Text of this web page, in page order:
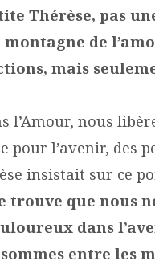
Thérèse, pas
de
mais
l’Amour, nous
pour l’avenir, des
insistait sur ce
trouve que nous
dans
entre les